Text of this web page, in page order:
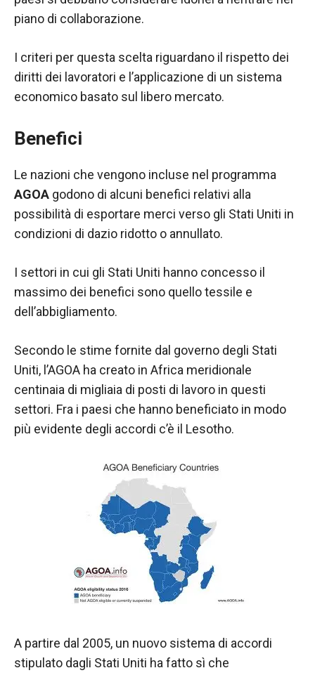
piano di collaborazione.
I criteri per questa scelta riguardano il rispetto dei
diritti dei lavoratori e l’applicazione di un sistema
economico basato sul libero mercato.
Benefici
Le nazioni che vengono incluse nel programma
AGOA godono di alcuni benefici relativi alla
possibilità di esportare merci verso gli Stati Uniti in
condizioni di dazio ridotto o annullato.
I settori in cui gli Stati Uniti hanno concesso il
massimo dei benefici sono quello tessile e
dell’abbigliamento.
Secondo le stime fornite dal governo degli Stati
Uniti, l’AGOA ha creato in Africa meridionale
centinaia di migliaia di posti di lavoro in questi
settori. Fra i paesi che hanno beneficiato in modo
più evidente degli accordi c’è il Lesotho.
A partire dal 2005, un nuovo sistema di accordi
stipulato dagli Stati Uniti ha fatto sì che
Affinché il
nostro sito
Web funzioni
al meglio
questi cookie,
funzionalità
scompariranno
dal sito web.
tuoi interessi e
comportamenti
mentre visiti il
nostro sito,
possibilità di
vedere
contenuti e
offerte
personalizzati.